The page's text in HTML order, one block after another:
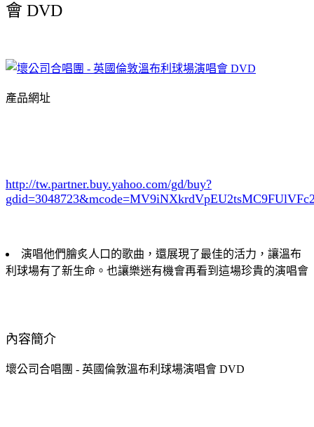
會 DVD
產品網址
http://tw.partner.buy.yahoo.com/gd/buy?
gdid=3048723
演唱他們膾炙人口的歌曲，還展現了最佳的活力，讓溫布
利球場有了新生命。也讓樂迷有機會再看到這場珍貴的演唱會
內容簡介
壞公司合唱團 - 英國倫敦溫布利球場演唱會 DVD